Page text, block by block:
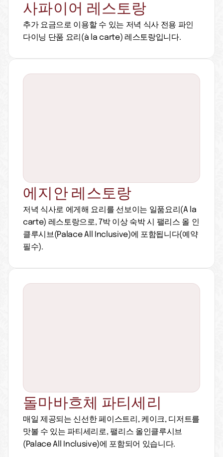
사파이어 레스토랑
추가 요금으로 이용할 수 있는 저녁 식사 전용 파인
다이닝 단품 요리(à la carte) 레스토랑입니다.
에지안 레스토랑
저녁 식사로 에게해 요리를 선보이는 일품요리(A la
carte) 레스토랑으로, 7박 이상 숙박 시 팰리스 올 인
클루시브(Palace All Inclusive)에 포함됩니다(예약
필수).
돌마바흐체 파티세리
매일 제공되는 신선한 페이스트리, 케이크, 디저트를
맛볼 수 있는 파티세리로, 팰리스 올인클루시브
(Palace All Inclusive)에 포함되어 있습니다.